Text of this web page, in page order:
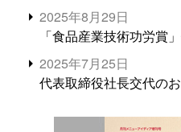
2025年8月29日
「食品産業技術功労賞
2025年7月25日
代表取締役社長交代の